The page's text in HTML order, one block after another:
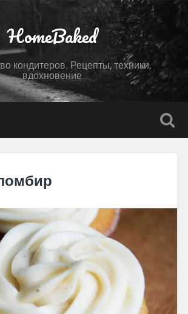
HomeBaked
кондитеров. Рецепты, техники,
вдохновение